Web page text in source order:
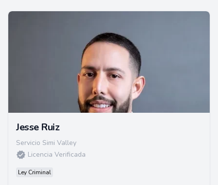
Jesse Ruiz
Servicio Simi Valley
Licencia Verificada
Ley Criminal